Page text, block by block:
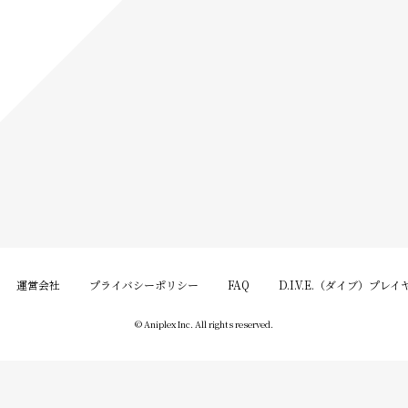
運営会社 プライバシーポリシー FAQ D.I.V.E.（ダイブ）プレイ
© Aniplex Inc. All rights reserved.